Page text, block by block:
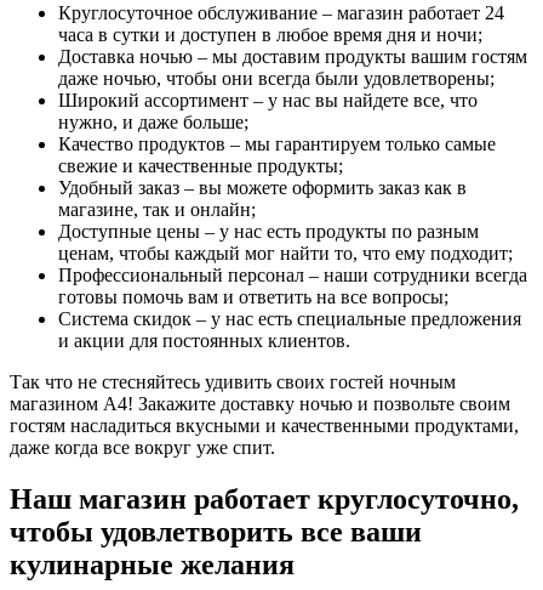
Круглосуточное обслуживание – магазин работает 24
часа в сутки и доступен в любое время дня и ночи;
Доставка ночью – мы доставим продукты вашим гостям
даже ночью, чтобы они всегда были удовлетворены;
Широкий ассортимент – у нас вы найдете все, что
нужно, и даже больше;
Качество продуктов – мы гарантируем только самые
свежие и качественные продукты;
Удобный заказ – вы можете оформить заказ как в
магазине, так и онлайн;
Доступные цены – у нас есть продукты по разным
ценам, чтобы каждый мог найти то, что ему подходит;
Профессиональный персонал – наши сотрудники всегда
готовы помочь вам и ответить на все вопросы;
Система скидок – у нас есть специальные предложения
и акции для постоянных клиентов.
Так что не стесняйтесь удивить своих гостей ночным
магазином А4! Закажите доставку ночью и позвольте своим
гостям насладиться вкусными и качественными продуктами,
даже когда все вокруг уже спит.
Наш магазин работает круглосуточно,
чтобы удовлетворить все ваши
кулинарные желания